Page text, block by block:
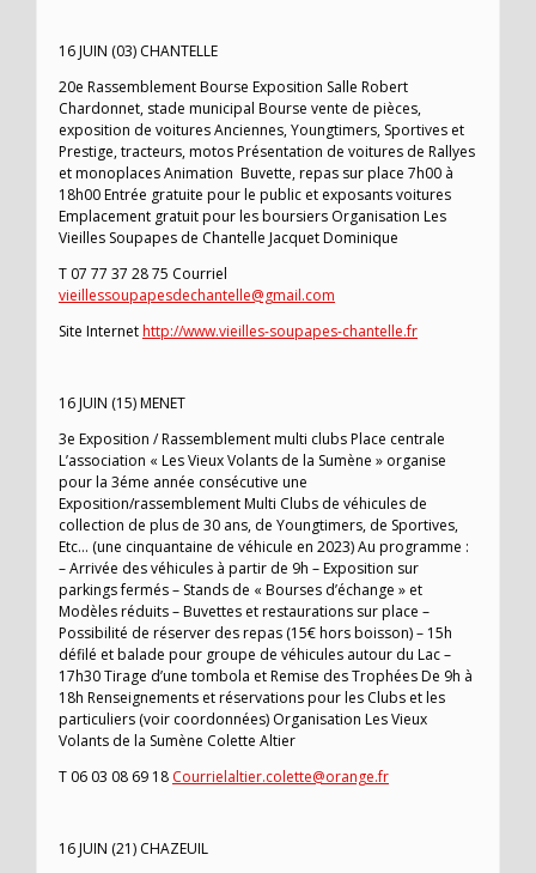
16 JUIN (03) CHANTELLE
20e Rassemblement Bourse Exposition Salle Robert
Chardonnet, stade municipal Bourse vente de pièces,
exposition de voitures Anciennes, Youngtimers, Sportives et
Prestige, tracteurs, motos Présentation de voitures de Rallyes
et monoplaces Animation Buvette, repas sur place 7h00 à
18h00 Entrée gratuite pour le public et exposants voitures
Emplacement gratuit pour les boursiers Organisation Les
Vieilles Soupapes de Chantelle Jacquet Dominique
T 07 77 37 28 75 Courriel
vieillessoupapesdechantelle@gmail.com
Site Internethttp://www.vieilles-soupapes-chantelle.fr
16 JUIN (15) MENET
3e Exposition / Rassemblement multi clubs Place centrale
L’association « Les Vieux Volants de la Sumène » organise
pour la 3éme année consécutive une
Exposition/rassemblement Multi Clubs de véhicules de
collection de plus de 30 ans, de Youngtimers, de Sportives,
Etc… (une cinquantaine de véhicule en 2023) Au programme :
– Arrivée des véhicules à partir de 9h – Exposition sur
parkings fermés – Stands de « Bourses d’échange » et
Modèles réduits – Buvettes et restaurations sur place –
Possibilité de réserver des repas (15€ hors boisson) – 15h
défilé et balade pour groupe de véhicules autour du Lac –
17h30 Tirage d’une tombola et Remise des Trophées De 9h à
18h Renseignements et réservations pour les Clubs et les
particuliers (voir coordonnées) Organisation Les Vieux
Volants de la Sumène Colette Altier
T 06 03 08 69 18 Courrielaltier.colette@orange.fr
16 JUIN (21) CHAZEUIL